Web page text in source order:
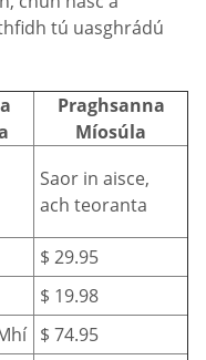
tú uasghrádú
Praghsanna
Míosúla
Saor in aisce,
ach teoranta
$ 29.95
$ 19.98
$ 74.95